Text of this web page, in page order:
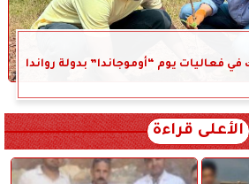
فعاليات يوم “أوموجاندا” بدولة رواندا
الأعلى قراءة